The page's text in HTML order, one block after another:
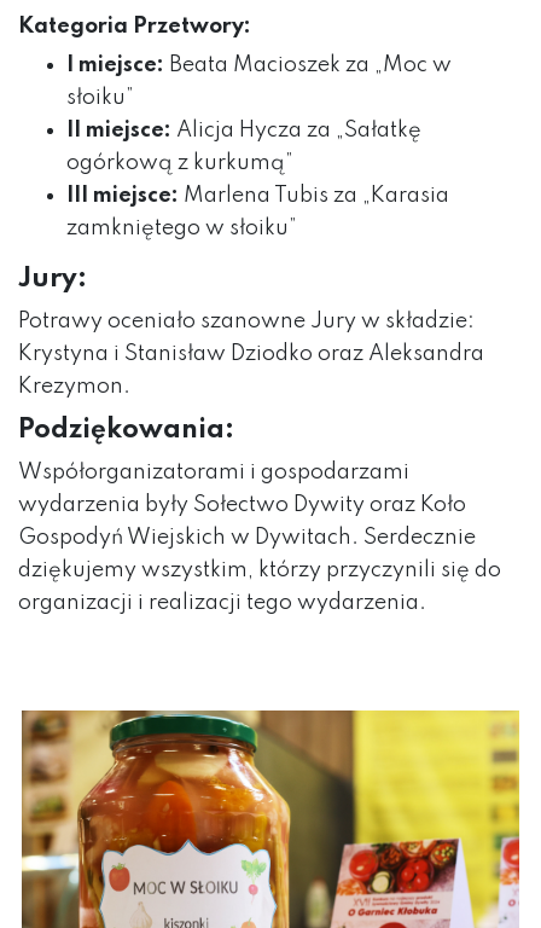
Kategoria Przetwory:
I miejsce: Beata Macioszek za „Moc w
słoiku”
II miejsce: Alicja Hycza za „Sałatkę
ogórkową z kurkumą”
III miejsce: Marlena Tubis za „Karasia
zamkniętego w słoiku”
Jury:
Potrawy oceniało szanowne Jury w składzie:
Krystyna i Stanisław Dziodko oraz Aleksandra
Krezymon.
Podziękowania:
Współorganizatorami i gospodarzami
wydarzenia były Sołectwo Dywity oraz Koło
Gospodyń Wiejskich w Dywitach. Serdecznie
dziękujemy wszystkim, którzy przyczynili się do
organizacji i realizacji tego wydarzenia.